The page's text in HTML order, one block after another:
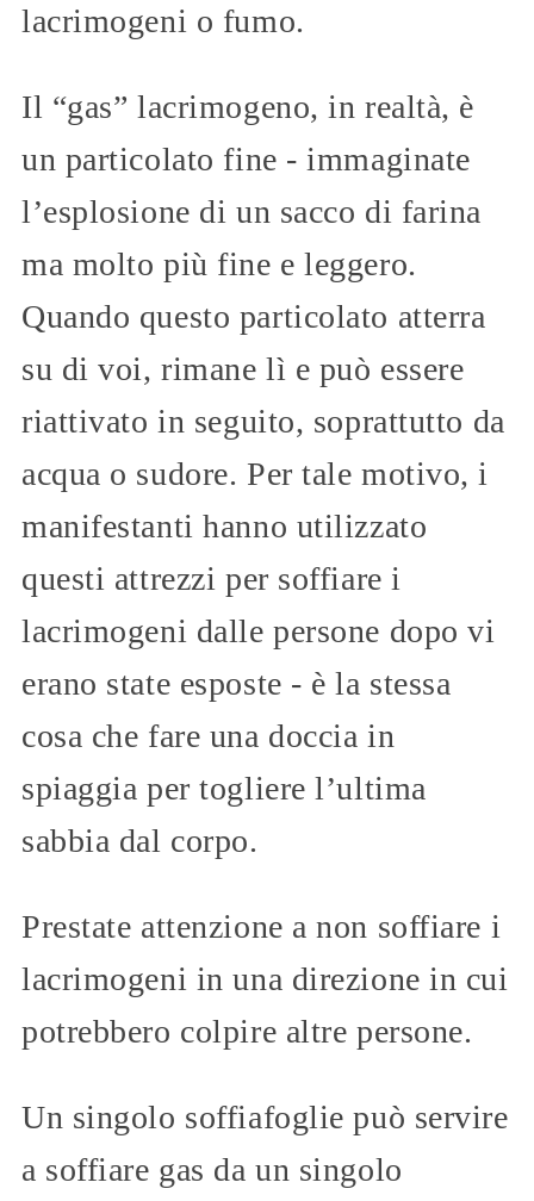
lacrimogeni o fumo.
Il “gas” lacrimogeno, in realtà, è
un particolato fine - immaginate
l’esplosione di un sacco di farina
ma molto più fine e leggero.
Quando questo particolato atterra
su di voi, rimane lì e può essere
riattivato in seguito, soprattutto da
acqua o sudore. Per tale motivo, i
manifestanti hanno utilizzato
questi attrezzi per soffiare i
lacrimogeni dalle persone dopo vi
erano state esposte - è la stessa
cosa che fare una doccia in
spiaggia per togliere l’ultima
sabbia dal corpo.
Prestate attenzione a non soffiare i
lacrimogeni in una direzione in cui
potrebbero colpire altre persone.
Un singolo soffiafoglie può servire
a soffiare gas da un singolo